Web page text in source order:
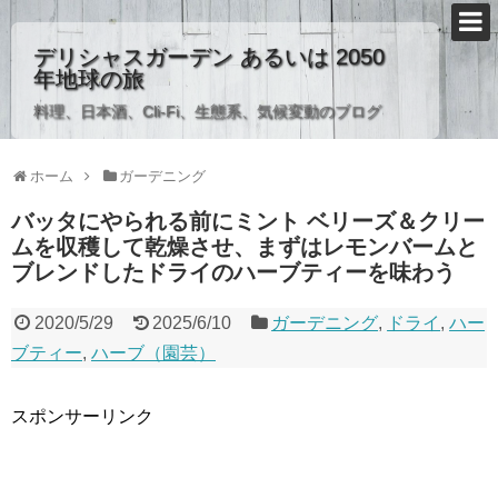
デリシャスガーデン あるいは 2050
年地球の旅
料理、日本酒、Cli-Fi、生態系、気候変動のブログ
ホーム ガーデニング
バッタにやられる前にミント ベリーズ＆クリー
ムを収穫して乾燥させ、まずはレモンバームと
ブレンドしたドライのハーブティーを味わう
2020/5/29 2025/6/10 ガーデニング, ドライ ,ハー
ブティー, ハーブ（園芸）
スポンサーリンク